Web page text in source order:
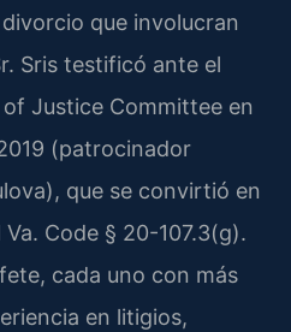
que involucran
Sris testificó ante el
Justice Committee en
(patrocinador
que se convirtió en
Code § 20-107.3(g).
cada uno con más
en litigios,